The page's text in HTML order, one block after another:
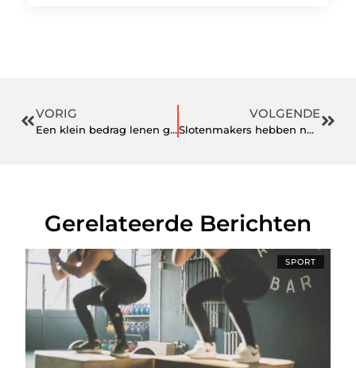
VORIG
Een klein bedrag lenen gaat makkelijker dan u denkt.
VOLGENDE
Slotenmakers hebben nu ook slimme sloten!
Gerelateerde Berichten
SPORT